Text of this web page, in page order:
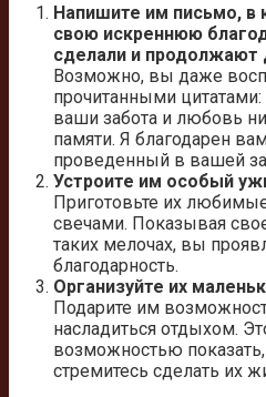
Напишите им письмо, в
свою искреннюю
сделали и продолжают
Возможно, вы даже
прочитанными
ваши забота и любовь
памяти. Я благодарен
проведенный в вашей
Устроите им особый
Приготовьте их
свечами. Показывая
таких мелочах, вы
благодарность.
Организуйте их
Подарите им
насладиться отдыхом.
возможностью
стремитесь сделать их